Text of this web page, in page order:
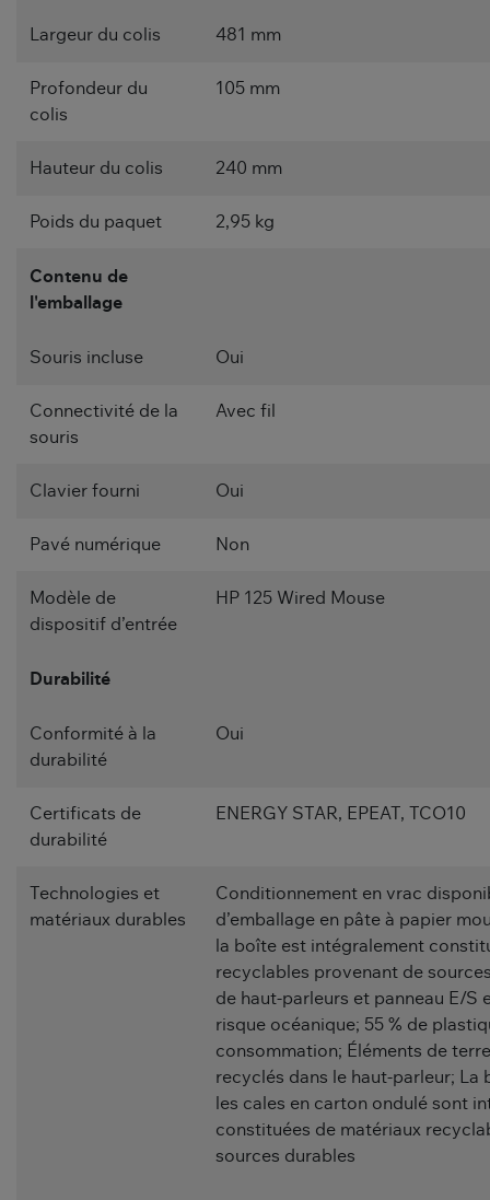
Largeur du colis 481 mm
Profondeur du
colis
105 mm
Hauteur du colis 240 mm
Poids du paquet 2,95 kg
Contenu de
l'emballage
Souris incluse Oui
Connectivité de la
souris
Avec fil
Clavier fourni Oui
Pavé numérique Non
Modèle de
dispositif d’entrée
HP 125 Wired Mouse
Durabilité
Conformité à la
durabilité
Oui
Certificats de
durabilité
ENERGY STAR, EPEAT, TCO10
Technologies et
matériaux durables
Conditionnement en vrac
d’emballage en pâte à papier
la boîte est intégralement
recyclables provenant de
de haut-parleurs et panneau E/S
risque océanique; 55 % de
consommation; Éléments de
recyclés dans le haut-parleur; La
les cales en carton ondulé sont
constituées de matériaux
sources durables